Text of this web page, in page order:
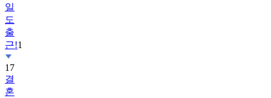
일
도
출
근!1
17
결
혼